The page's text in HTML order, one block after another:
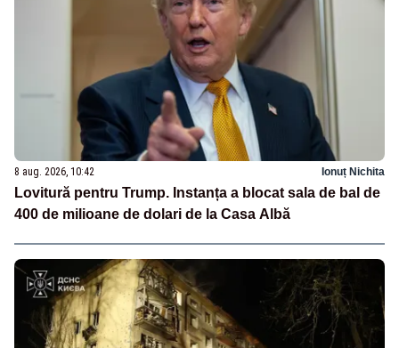
8 aug. 2026, 10:42 Ionuț Nichita
Lovitură pentru Trump. Instanța a blocat sala de bal de
400 de milioane de dolari de la Casa Albă